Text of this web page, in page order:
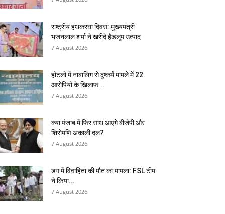
राष्ट्रीय हथकरघा दिवस: मुख्यमंत्री
भजनलाल शर्मा ने खरीदे हैंडलूम उत्पाद
7 August 2026
होटलों में नाबालिग से दुष्कर्म मामले में 22
आरोपियों के खिलाफ...
7 August 2026
क्या पंजाब में फिर साथ आएंगे बीजेपी और
शिरोमणि अकाली दल?
7 August 2026
डग में विवाहिता की मौत का मामला: FSL टीम
ने किया...
7 August 2026